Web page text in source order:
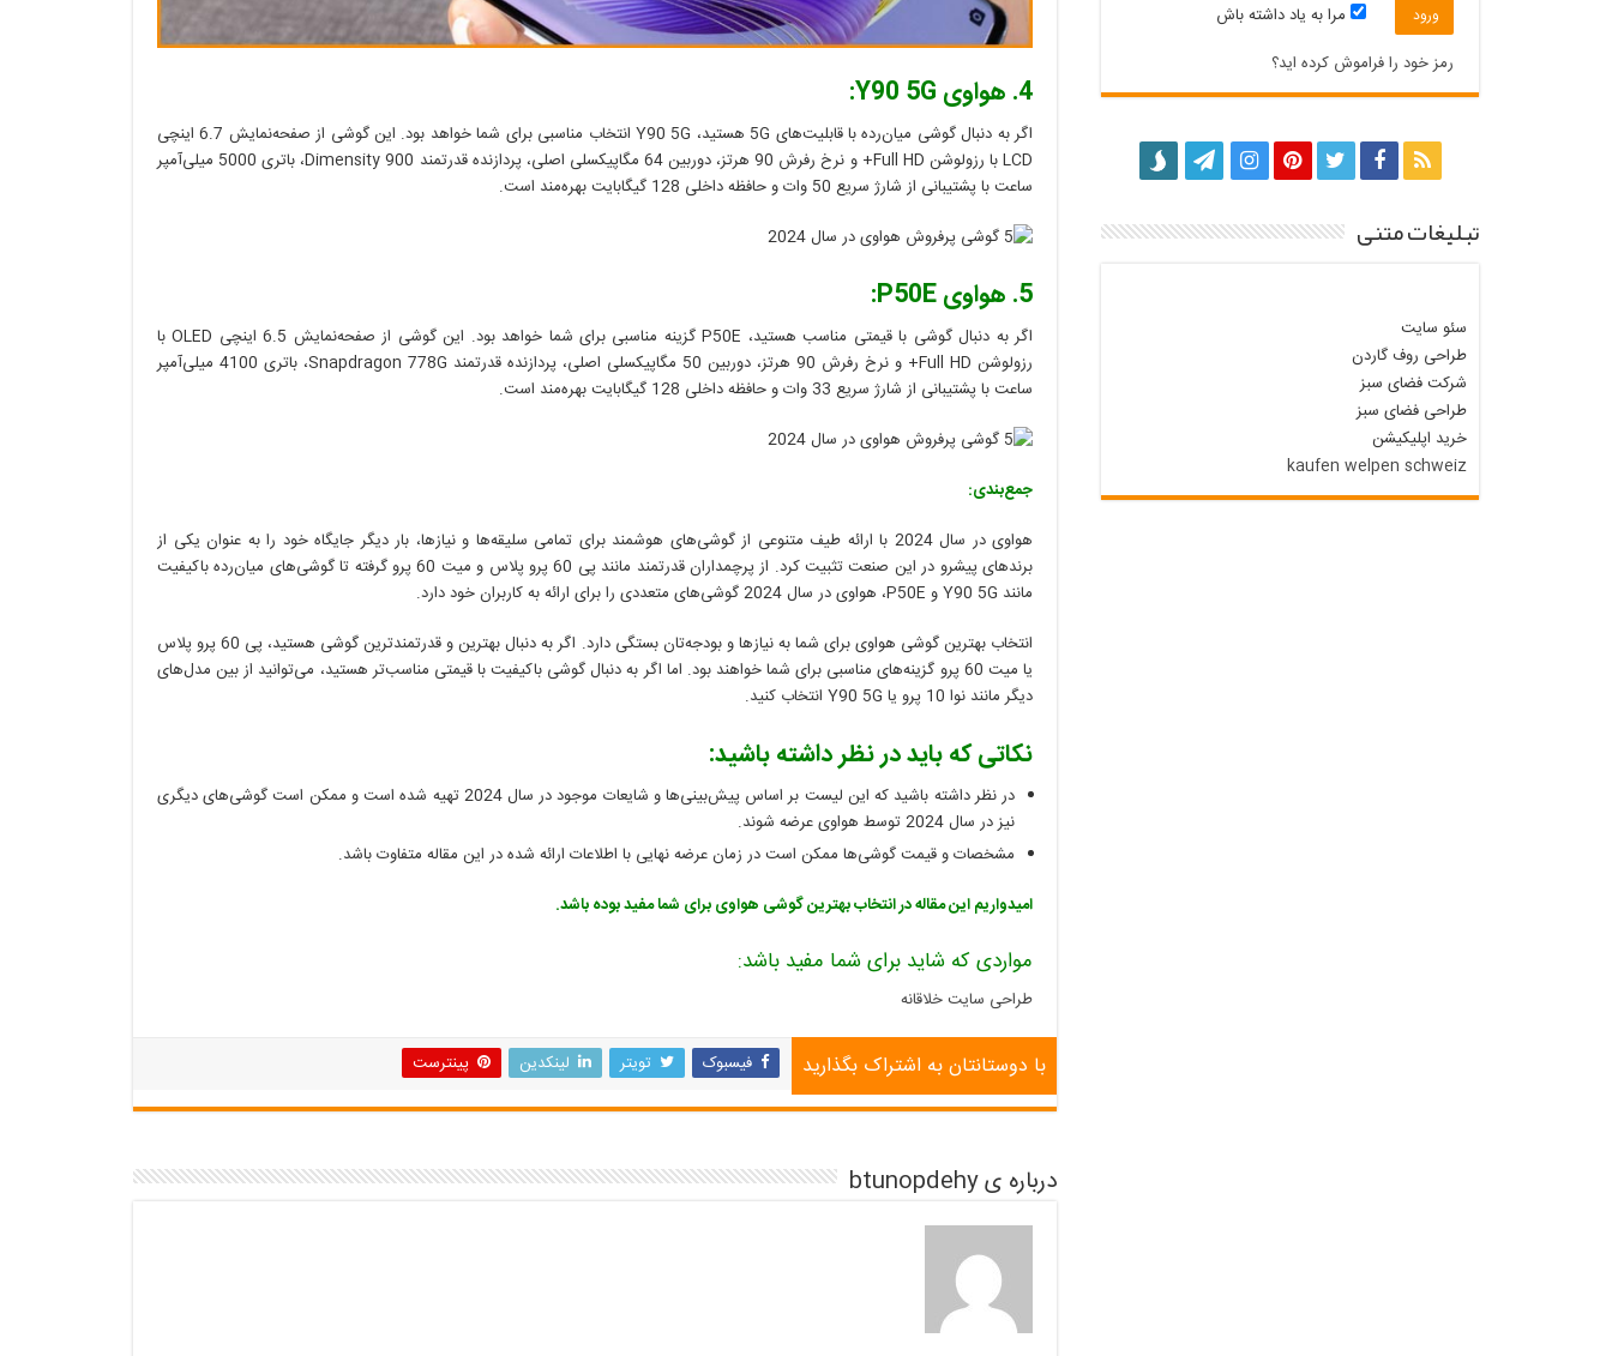
4. هواوی Y90 5G:
اگر به دنبال گوشی میان‌رده با قابلیت‌های 5G هستید، Y90 5G انتخاب مناسبی برای شما خواهد بود. این گوشی از صفحه‌نمایش 6.7 اینچی
LCD با رزولوشن Full HD+ و نرخ رفرش 90 هرتز، دوربین 64 مگاپیکسلی اصلی، پردازنده قدرتمند Dimensity 900، باتری 5000 میلی‌آمپر
ساعت با پشتیبانی از شارژ سریع 50 وات و حافظه داخلی 128 گیگابایت بهره‌مند است.
5. هواوی P50E:
اگر به دنبال گوشی با قیمتی مناسب هستید، P50E گزینه مناسبی برای شما خواهد بود. این گوشی از صفحه‌نمایش 6.5 اینچی OLED با
رزولوشن Full HD+ و نرخ رفرش 90 هرتز، دوربین 50 مگاپیکسلی اصلی، پردازنده قدرتمند Snapdragon 778G، باتری 4100 میلی‌آمپر
ساعت با پشتیبانی از شارژ سریع 33 وات و حافظه داخلی 128 گیگابایت بهره‌مند است.
جمع‌بندی:
هواوی در سال 2024 با ارائه طیف متنوعی از گوشی‌های هوشمند برای تمامی سلیقه‌ها و نیازها، بار دیگر جایگاه خود را به عنوان یکی از
برندهای پیشرو در این صنعت تثبیت کرد. از پرچمداران قدرتمند مانند پی 60 پرو پلاس و میت 60 پرو گرفته تا گوشی‌های میان‌رده باکیفیت
مانند Y90 5G و P50E، هواوی در سال 2024 گوشی‌های متعددی را برای ارائه به کاربران خود دارد.
انتخاب بهترین گوشی هواوی برای شما به نیازها و بودجه‌تان بستگی دارد. اگر به دنبال بهترین و قدرتمندترین گوشی هستید، پی 60 پرو پلاس
یا میت 60 پرو گزینه‌های مناسبی برای شما خواهند بود. اما اگر به دنبال گوشی باکیفیت با قیمتی مناسب‌تر هستید، می‌توانید از بین مدل‌های
دیگر مانند نوا 10 پرو یا Y90 5G انتخاب کنید.
نکاتی که باید در نظر داشته باشید:
در نظر داشته باشید که این لیست بر اساس پیش‌بینی‌ها و شایعات موجود در سال 2024 تهیه شده است و ممکن است گوشی‌های دیگری
نیز در سال 2024 توسط هواوی عرضه شوند.
مشخصات و قیمت گوشی‌ها ممکن است در زمان عرضه نهایی با اطلاعات ارائه شده در این مقاله متفاوت باشد.
امیدواریم این مقاله در انتخاب بهترین گوشی هواوی برای شما مفید بوده باشد.
مواردی که شاید برای شما مفید باشد:
طراحی سایت خلاقانه
با دوستانتان به اشتراک بگذارید فیسبوک تویتر لینکدین پینترست
درباره ی btunopdehy
مرا به یاد داشته باش
رمز خود را فراموش کرده اید؟
تبلیغات متنی
سئو سایت
طراحی روف گاردن
شرکت فضای سبز
طراحی فضای سبز
خرید اپلیکیشن
kaufen welpen schweiz